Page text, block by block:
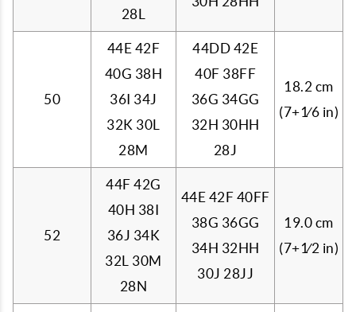
28L
50
44E 42F
40G 38H
36I 34J
32K 30L
28M
44DD 42E
40F 38FF
36G 34GG
32H 30HH
28J
18.2 cm
(7+1⁄6 in)
52
44F 42G
40H 38I
36J 34K
32L 30M
28N
44E 42F 40FF
38G 36GG
34H 32HH
30J 28JJ
19.0 cm
(7+1⁄2 in)